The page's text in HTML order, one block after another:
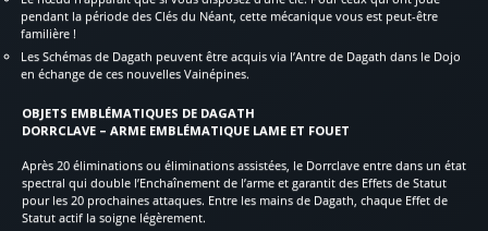
pendant la période des Clés du Néant, cette mécanique vous est peut-être
familière !
Les Schémas de Dagath peuvent être acquis via l’Antre de Dagath dans le Dojo
en échange de ces nouvelles Vainépines.
OBJETS EMBLÉMATIQUES DE DAGATH
DORRCLAVE – ARME EMBLÉMATIQUE LAME ET FOUET
Après 20 éliminations ou éliminations assistées, le Dorrclave entre dans un état
spectral qui double l’Enchaînement de l’arme et garantit des Effets de Statut
pour les 20 prochaines attaques. Entre les mains de Dagath, chaque Effet de
Statut actif la soigne légèrement.